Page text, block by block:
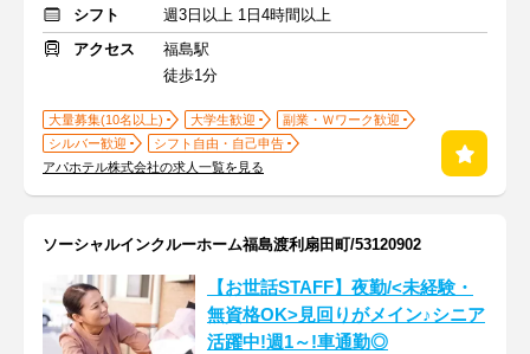
シフト
週3日以上 1日4時間以上
アクセス
福島駅
徒歩1分
大量募集(10名以上) 大学生歓迎
副業・Ｗワーク歓迎
シルバー歓迎
シフト自由・自己申告
アパホテル株式会社の求人一覧を見る
ソーシャルインクルーホーム福島渡利扇田町/53120902
【お世話STAFF】夜勤/<未経験・
無資格OK>見回りがメイン♪シニア
活躍中!週1～!車通勤◎